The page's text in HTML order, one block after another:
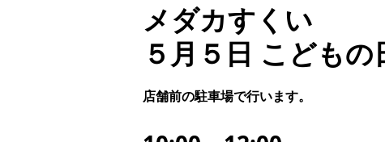
メダカすくい
５月５日 こどもの
店舗前の駐車場で行います。